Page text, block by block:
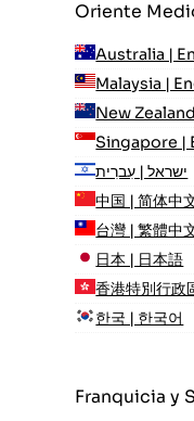
Oriente
Australia |
Malaysia |
New
Singapore |
ישראל | עִברִית
中国 | 简体中
台灣 | 繁體中
日本 | 日本語
香港特別行政
한국 | 한국어
Franquicia y